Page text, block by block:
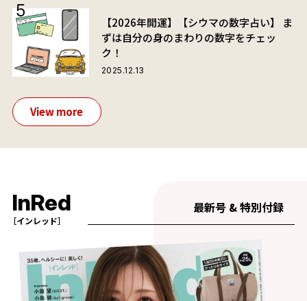
【2026年開運】【シウマの数字占い】 ま
ずは自分の身のまわりの数字をチェッ
ク！
2025.12.13
View more
InRed
［インレッド］
最新号 & 特別付録